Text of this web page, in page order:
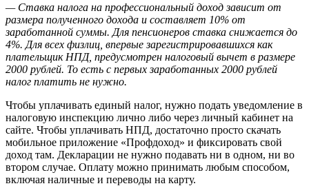
— Ставка налога на профессиональный доход зависит от
размера полученного дохода и составляет 10% от
заработанной суммы. Для пенсионеров ставка снижается до
4%. Для всех физлиц, впервые зарегистрировавшихся как
плательщик НПД, предусмотрен налоговый вычет в размере
2000 рублей. То есть с первых заработанных 2000 рублей
налог платить не нужно.
Чтобы уплачивать единый налог, нужно подать уведомление в
налоговую инспекцию лично либо через личный кабинет на
сайте. Чтобы уплачивать НПД, достаточно просто скачать
мобильное приложение «Профдоход» и фиксировать свой
доход там. Декларации не нужно подавать ни в одном, ни во
втором случае. Оплату можно принимать любым способом,
включая наличные и переводы на карту.